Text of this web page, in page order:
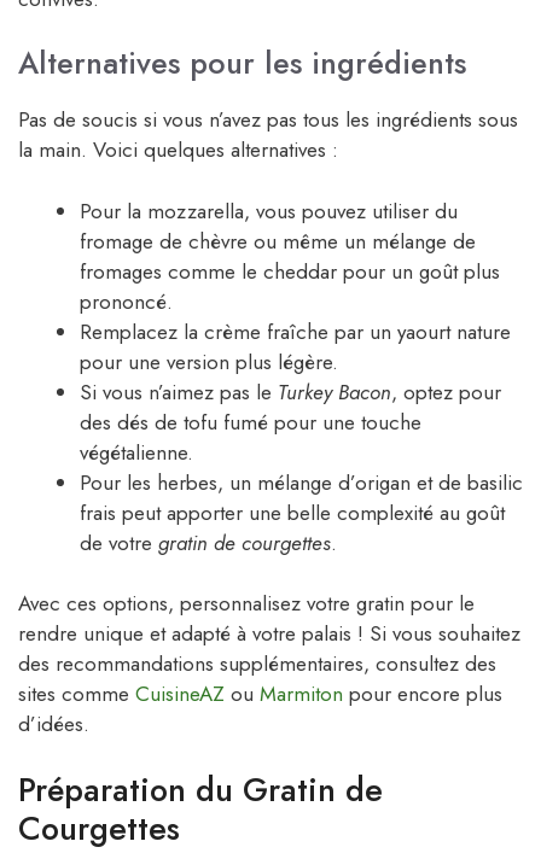
Alternatives pour les ingrédients
Pas de soucis si vous n’avez pas tous les ingrédients sous
la main. Voici quelques alternatives :
Pour la mozzarella, vous pouvez utiliser du
fromage de chèvre ou même un mélange de
fromages comme le cheddar pour un goût plus
prononcé.
Remplacez la crème fraîche par un yaourt nature
pour une version plus légère.
Si vous n’aimez pas le Turkey Bacon, optez pour
des dés de tofu fumé pour une touche
végétalienne.
Pour les herbes, un mélange d’origan et de basilic
frais peut apporter une belle complexité au goût
de votre gratin de courgettes.
Avec ces options, personnalisez votre gratin pour le
rendre unique et adapté à votre palais ! Si vous souhaitez
des recommandations supplémentaires, consultez des
sites comme CuisineAZ ou Marmiton pour encore plus
d’idées.
Préparation du Gratin de
Courgettes